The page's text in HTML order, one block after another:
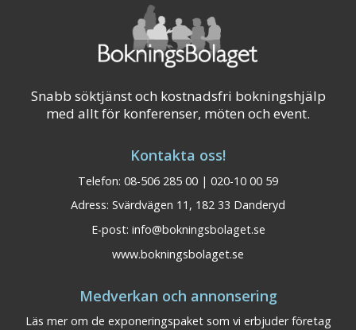
Snabb söktjänst och kostnadsfri bokningshjälp
med allt för konferenser, möten och event.
Kontakta oss!
Telefon: 08-506 285 00 | 020-10 00 59
Adress: Svärdvägen 11, 182 33 Danderyd
E-post: info@bokningsbolaget.se
www.bokningsbolaget.se
Medverkan och annonsering
Läs mer om de exponeringspaket som vi erbjuder företag